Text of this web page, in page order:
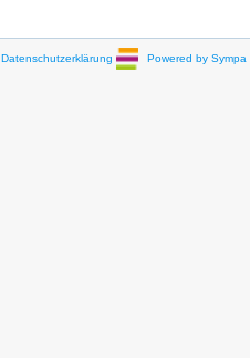
Datenschutzerklärung Powered by Sympa